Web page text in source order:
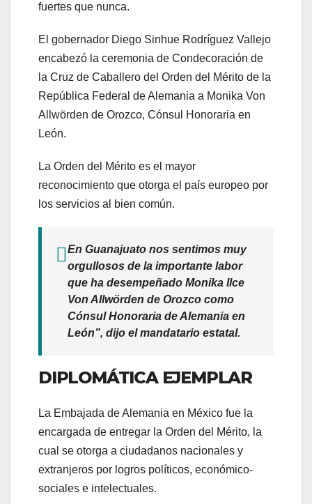
fuertes que nunca.
El gobernador Diego Sinhue Rodríguez Vallejo
encabezó la ceremonia de Condecoración de
la Cruz de Caballero del Orden del Mérito de la
República Federal de Alemania a Monika Von
Allwörden de Orozco, Cónsul Honoraria en
León.
La Orden del Mérito es el mayor
reconocimiento que otorga el país europeo por
los servicios al bien común.
En Guanajuato nos sentimos muy
orgullosos de la importante labor
que ha desempeñado Monika Ilce
Von Allwörden de Orozco como
Cónsul Honoraria de Alemania en
León”, dijo el mandatario estatal.
DIPLOMÁTICA EJEMPLAR
La Embajada de Alemania en México fue la
encargada de entregar la Orden del Mérito, la
cual se otorga a ciudadanos nacionales y
extranjeros por logros políticos, económico-
sociales e intelectuales.